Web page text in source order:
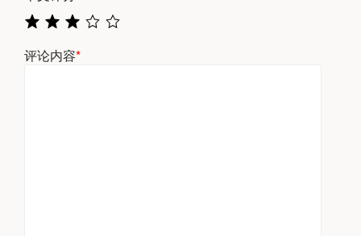
评论内容*